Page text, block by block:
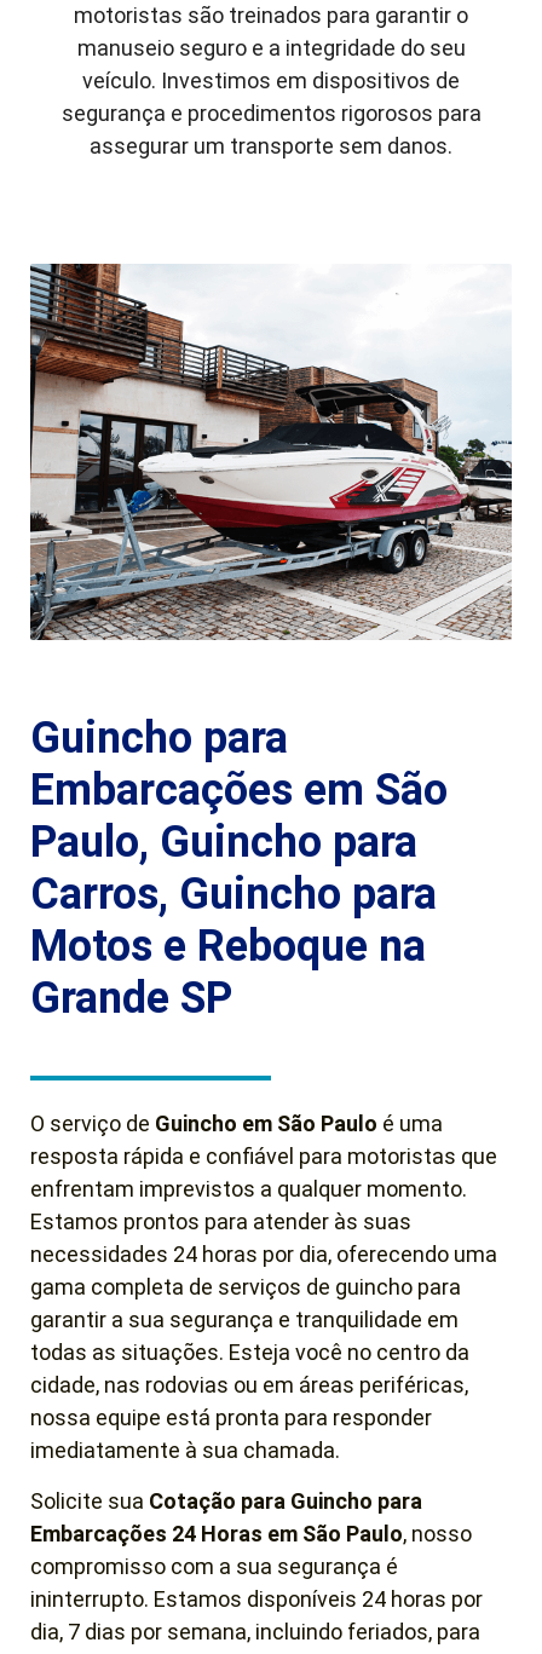
motoristas são treinados para garantir o
manuseio seguro e a integridade do seu
veículo. Investimos em dispositivos de
segurança e procedimentos rigorosos para
assegurar um transporte sem danos.
Guincho para
Embarcações em São
Paulo, Guincho para
Carros, Guincho para
Motos e Reboque na
Grande SP
O serviço de Guincho em São Paulo é uma
resposta rápida e confiável para motoristas que
enfrentam imprevistos a qualquer momento.
Estamos prontos para atender às suas
necessidades 24 horas por dia, oferecendo uma
gama completa de serviços de guincho para
garantir a sua segurança e tranquilidade em
todas as situações. Esteja você no centro da
cidade, nas rodovias ou em áreas periféricas,
nossa equipe está pronta para responder
imediatamente à sua chamada.
Solicite sua Cotação para Guincho para
Embarcações 24 Horas em São Paulo, nosso
compromisso com a sua segurança é
ininterrupto. Estamos disponíveis 24 horas por
dia, 7 dias por semana, incluindo feriados, para